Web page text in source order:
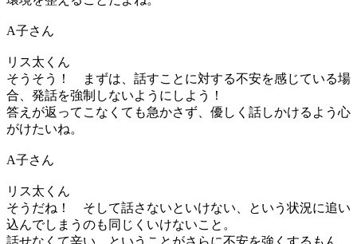
A子さん
リス太くん
そうそう！ まずは、話すことに対する不安を感じている場
合、発話を強制しないようにしよう！
答えが返ってこなくても急かさず、優しく話しかけるよう心
がけたいね。
A子さん
リス太くん
そうだね！ そして話さないといけない、という状況に追い
込んでしまうのも同じくいけないこと。